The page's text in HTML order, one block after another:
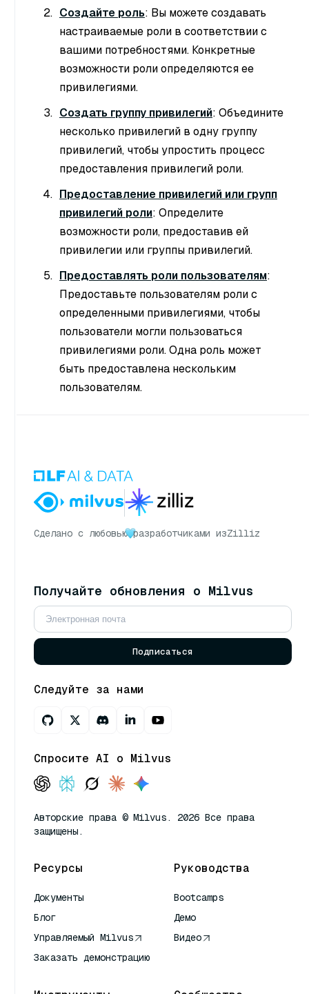
Создайте роль: Вы можете создавать
настраиваемые роли в соответствии с
вашими потребностями. Конкретные
возможности роли определяются ее
привилегиями.
Создать группу привилегий: Объедините
несколько привилегий в одну группу
привилегий, чтобы упростить процесс
предоставления привилегий роли.
Предоставление привилегий или групп
привилегий роли: Определите
возможности роли, предоставив ей
привилегии или группы привилегий.
Предоставлять роли пользователям:
Предоставьте пользователям роли с
определенными привилегиями, чтобы
пользователи могли пользоваться
привилегиями роли. Одна роль может
быть предоставлена нескольким
пользователям.
Сделано с любовью разработчиками изZilliz
Получайте обновления о Milvus
Подписаться
Следуйте за нами
Спросите AI о Milvus
Авторские права © Milvus. 2026 Все права
защищены.
Ресурсы
Документы
Блог
Управляемый Milvus
Заказать демонстрацию
Руководства
Bootcamps
Демо
Видео